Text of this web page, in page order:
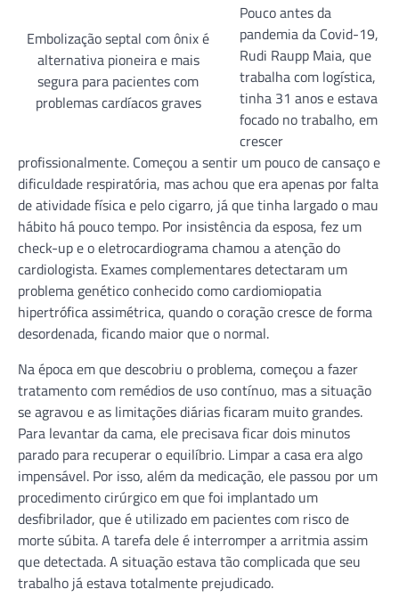
Embolização septal com ônix é
alternativa pioneira e mais
segura para pacientes com
problemas cardíacos graves
Pouco antes da
pandemia da Covid-19,
Rudi Raupp Maia, que
trabalha com logística,
tinha 31 anos e estava
focado no trabalho, em
crescer
profissionalmente. Começou a sentir um pouco de cansaço e
dificuldade respiratória, mas achou que era apenas por falta
de atividade física e pelo cigarro, já que tinha largado o mau
hábito há pouco tempo. Por insistência da esposa, fez um
check-up e o eletrocardiograma chamou a atenção do
cardiologista. Exames complementares detectaram um
problema genético conhecido como cardiomiopatia
hipertrófica assimétrica, quando o coração cresce de forma
desordenada, ficando maior que o normal.
Na época em que descobriu o problema, começou a fazer
tratamento com remédios de uso contínuo, mas a situação
se agravou e as limitações diárias ficaram muito grandes.
Para levantar da cama, ele precisava ficar dois minutos
parado para recuperar o equilíbrio. Limpar a casa era algo
impensável. Por isso, além da medicação, ele passou por um
procedimento cirúrgico em que foi implantado um
desfibrilador, que é utilizado em pacientes com risco de
morte súbita. A tarefa dele é interromper a arritmia assim
que detectada. A situação estava tão complicada que seu
trabalho já estava totalmente prejudicado.